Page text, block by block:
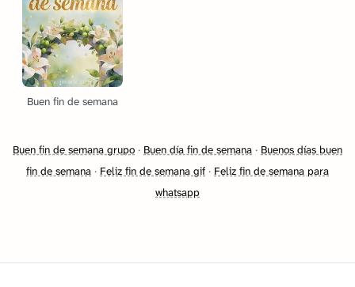
Buen fin de semana
Buen fin de semana grupo · Buen día fin de semana · Buenos días buen
fin de semana · Feliz fin de semana gif · Feliz fin de semana para
whatsapp